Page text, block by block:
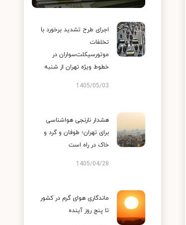
اجرای طرح تشدید برخورد با
تخلفات
موتورسیکلت‌سواران در
خطوط ویژه تهران از شنبه
1405/05/03
هشدار نارنجی هواشناسی
برای تهران؛ طوفان و گرد و
خاک در راه است
1405/04/28
ماندگاری هوای گرم در کشور
تا پنج روز آینده